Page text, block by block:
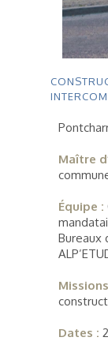
Maître
Équipe :
Bureaux
Missions
Dates :